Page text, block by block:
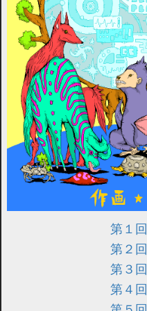
第１回
第２回
第３回
第４回